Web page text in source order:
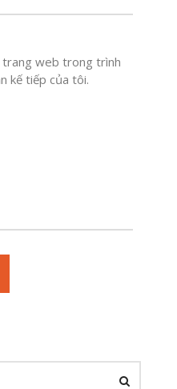
trang web trong trình
kế tiếp của tôi.